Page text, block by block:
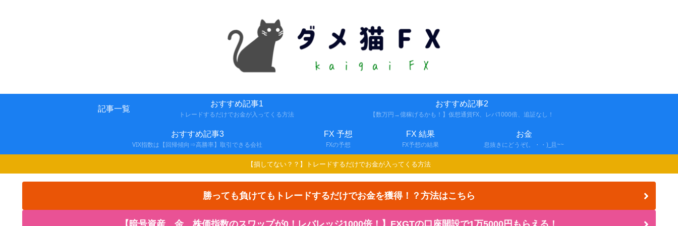
記事一覧
おすすめ記事1
トレードするだけでお金が入ってくる方法
おすすめ記事2
【数万円→億稼げるかも！】仮想通貨FX、レバ1000倍、追証なし！
おすすめ記事3
VIX指数は【回帰傾向⇒高勝率】取引できる会社
FX 予想
FXの予想
FX 結果
FX予想の結果
お金
息抜きにどうぞ(。・・)_且~~
【損してない？？】トレードするだけでお金が入ってくる方法
勝っても負けてもトレードするだけでお金を獲得！？方法はこちら